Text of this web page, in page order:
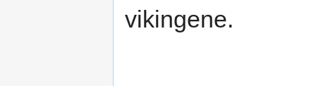
vikingene.